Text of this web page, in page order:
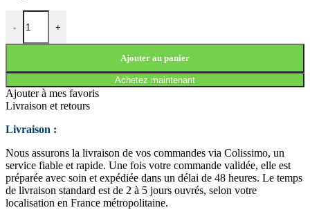
-
quantité de JOINT TORIQUE 66x1 NBR70
+
Ajouter au panier
Achetez maintenant
Ajouter à mes favoris
Livraison et retours
Livraison :
Nous assurons la livraison de vos commandes via Colissimo, un
service fiable et rapide. Une fois votre commande validée, elle est
préparée avec soin et expédiée dans un délai de 48 heures. Le temps
de livraison standard est de 2 à 5 jours ouvrés, selon votre
localisation en France métropolitaine.